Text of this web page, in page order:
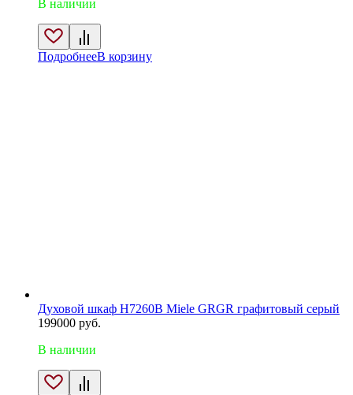
В наличии
ПодробнееВ корзину
Духовой шкаф H7260B Miele GRGR графитовый серый
199000 руб.
В наличии